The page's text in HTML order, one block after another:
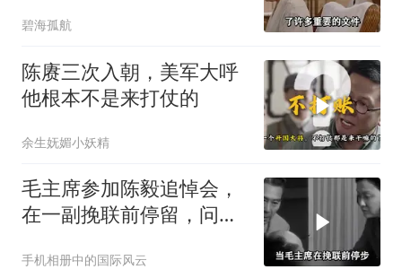
碧海孤航
陈赓三次入朝，美军大呼
他根本不是来打仗的
余生妩媚小妖精
毛主席参加陈毅追悼会，
在一副挽联前停留，问
手机相册中的国际风云